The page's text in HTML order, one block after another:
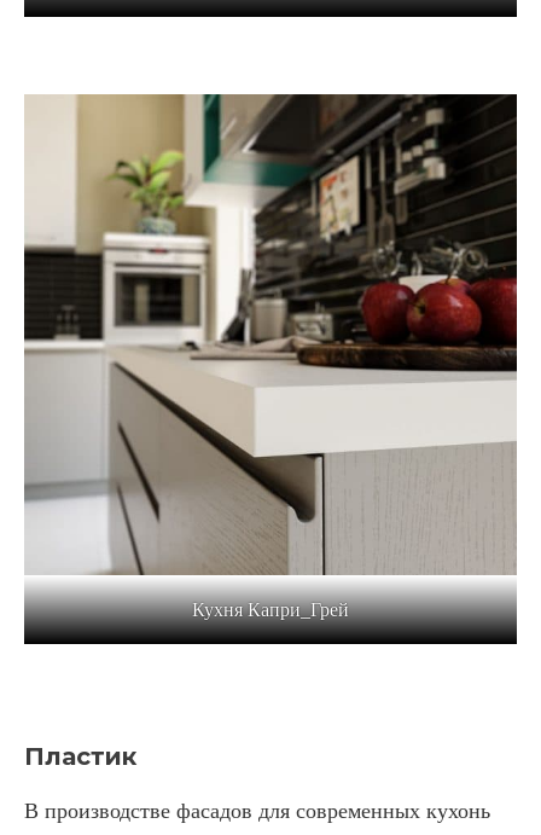
Кухня Капри_Грей
Пластик
В производстве фасадов для современных кухонь